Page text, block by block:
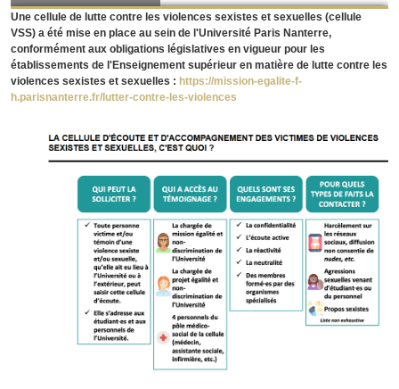
Une cellule de lutte contre les violences sexistes et sexuelles (cellule
VSS) a été mise en place au sein de l'Université Paris Nanterre,
conformément aux obligations législatives en vigueur pour les
établissements de l'Enseignement supérieur en matière de lutte contre les
violences sexistes et sexuelles : https://mission-egalite-f-
h.parisnanterre.fr/lutter-contre-les-violences